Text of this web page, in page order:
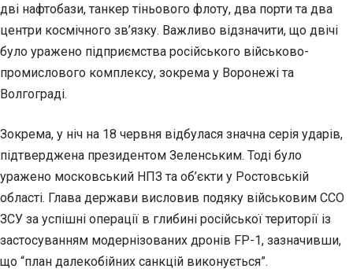
дві нафтобази, танкер тіньового флоту, два порти та два
центри космічного зв’язку. Важливо відзначити, що двічі
було уражено підприємства російського військово-
промислового комплексу, зокрема у Воронежі та
Волгограді.
Зокрема, у ніч на 18 червня відбулася значна серія ударів,
підтверджена президентом Зеленським. Тоді було
уражено московський НПЗ та об’єкти у Ростовській
області. Глава держави висловив подяку військовим ССО
ЗСУ за успішні операції в глибині російської території із
застосуванням модернізованих дронів FP-1, зазначивши,
що “план далекобійних санкцій виконується”.